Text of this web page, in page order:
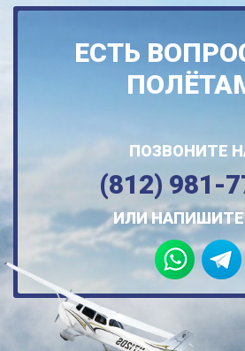
ЕСТЬ
ПОЗВОНИТЕ
(812) 981-
ИЛИ